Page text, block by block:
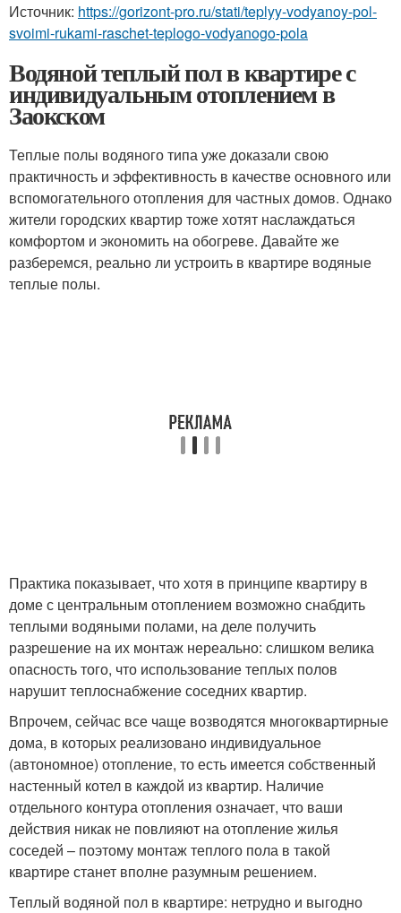
Источник: https://gorizont-pro.ru/stati/teplyy-vodyanoy-pol-
svoimi-rukami-raschet-teplogo-vodyanogo-pola
Водяной теплый пол в квартире с
индивидуальным отоплением в
Заокском
Теплые полы водяного типа уже доказали свою
практичность и эффективность в качестве основного или
вспомогательного отопления для частных домов. Однако
жители городских квартир тоже хотят наслаждаться
комфортом и экономить на обогреве. Давайте же
разберемся, реально ли устроить в квартире водяные
теплые полы.
Практика показывает, что хотя в принципе квартиру в
доме с центральным отоплением возможно снабдить
теплыми водяными полами, на деле получить
разрешение на их монтаж нереально: слишком велика
опасность того, что использование теплых полов
нарушит теплоснабжение соседних квартир.
Впрочем, сейчас все чаще возводятся многоквартирные
дома, в которых реализовано индивидуальное
(автономное) отопление, то есть имеется собственный
настенный котел в каждой из квартир. Наличие
отдельного контура отопления означает, что ваши
действия никак не повлияют на отопление жилья
соседей – поэтому монтаж теплого пола в такой
квартире станет вполне разумным решением.
Теплый водяной пол в квартире: нетрудно и выгодно